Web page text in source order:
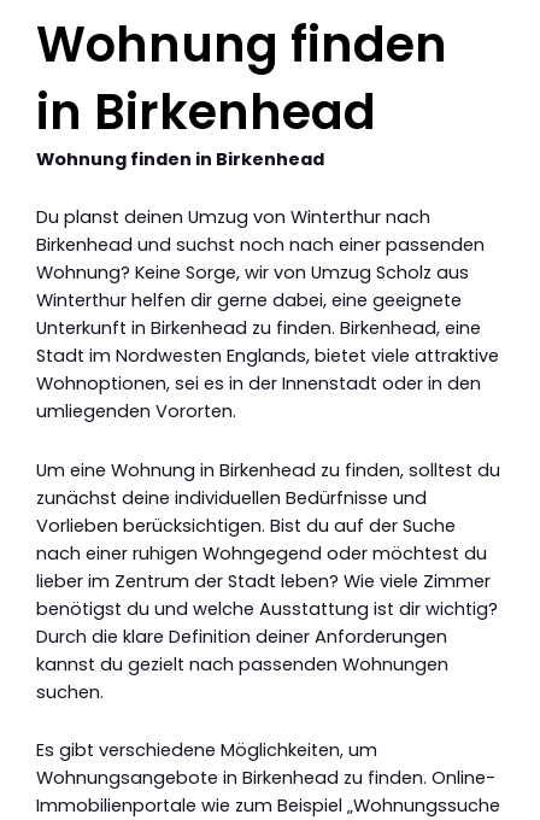
Wohnung finden
in Birkenhead
Wohnung finden in Birkenhead
Du planst deinen Umzug von Winterthur nach
Birkenhead und suchst noch nach einer passenden
Wohnung? Keine Sorge, wir von Umzug Scholz aus
Winterthur helfen dir gerne dabei, eine geeignete
Unterkunft in Birkenhead zu finden. Birkenhead, eine
Stadt im Nordwesten Englands, bietet viele attraktive
Wohnoptionen, sei es in der Innenstadt oder in den
umliegenden Vororten.
Um eine Wohnung in Birkenhead zu finden, solltest du
zunächst deine individuellen Bedürfnisse und
Vorlieben berücksichtigen. Bist du auf der Suche
nach einer ruhigen Wohngegend oder möchtest du
lieber im Zentrum der Stadt leben? Wie viele Zimmer
benötigst du und welche Ausstattung ist dir wichtig?
Durch die klare Definition deiner Anforderungen
kannst du gezielt nach passenden Wohnungen
suchen.
Es gibt verschiedene Möglichkeiten, um
Wohnungsangebote in Birkenhead zu finden. Online-
Immobilienportale wie zum Beispiel „Wohnungssuche